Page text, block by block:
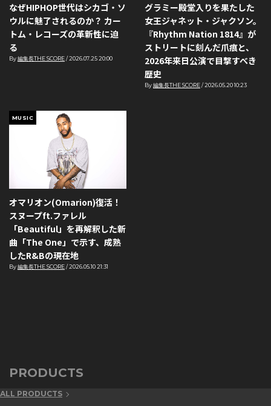
なぜHIPHOP世代はシカゴ・ソ
ウルに魅了されるのか？ カー
トム・レコーズの革新性に迫
る
By編集長THE SCORE/2026.07.25 20:00
グラミー殿堂入りを果たした
女王ジャネット・ジャクソン。
『Rhythm Nation 1814』が
ストリートに刻んだ爪痕と、
2026年来日公演で目撃すべき
歴史
By編集長THE SCORE/2026.05.20 10:23
MUSIC
オマリオン(Omarion)復活！
スヌープft.ファレル
「Beautiful」を再解釈した新
曲「The One」で示す、成熟
したR&Bの現在地
By編集長THE SCORE/2026.05.10 21:31
PRODUCTS
ALL PRODUCTS